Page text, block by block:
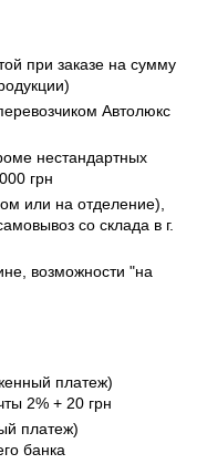
при заказе на сумму
Автолюкс
нестандартных
грн
или на отделение),
со склада в г.
возможности "на
платеж)
2% + 20 грн
платеж)
банка